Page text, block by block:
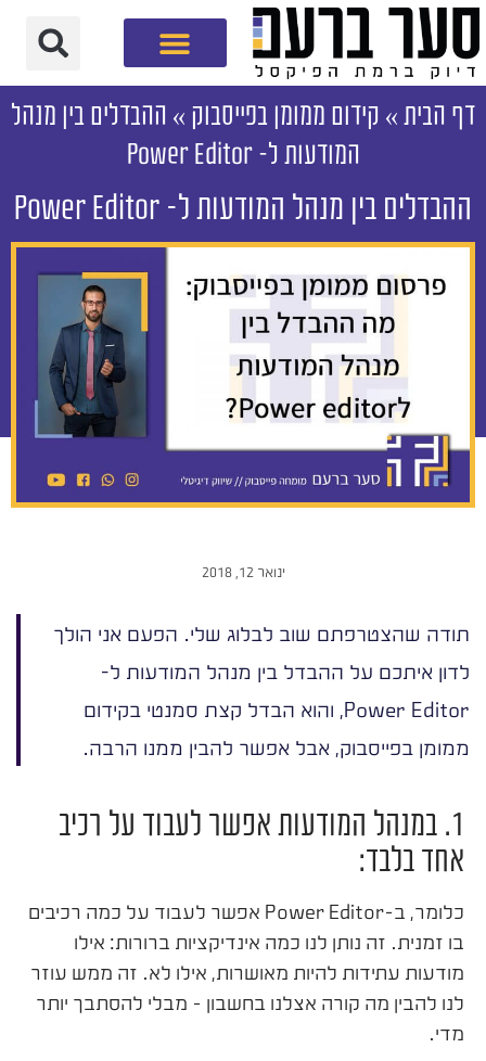
דף הבית» קידום ממומן בפייסבוק » ההבדלים בין מנהל
המודעות ל- Power Editor
ההבדלים בין מנהל המודעות ל- Power Editor
ינואר 12, 2018
תודה שהצטרפתם שוב לבלוג שלי. הפעם אני הולך
לדון איתכם על ההבדל בין מנהל המודעות ל-
Power Editor, והוא הבדל קצת סמנטי בקידום
ממומן בפייסבוק, אבל אפשר להבין ממנו הרבה.
1. במנהל המודעות אפשר לעבוד על רכיב
אחד בלבד:
כלומר, ב-Power Editor אפשר לעבוד על כמה רכיבים
בו זמנית. זה נותן לנו כמה אינדיקציות ברורות: אילו
מודעות עתידות להיות מאושרות, אילו לא. זה ממש עוזר
לנו להבין מה קורה אצלנו בחשבון – מבלי להסתבך יותר
מדי.